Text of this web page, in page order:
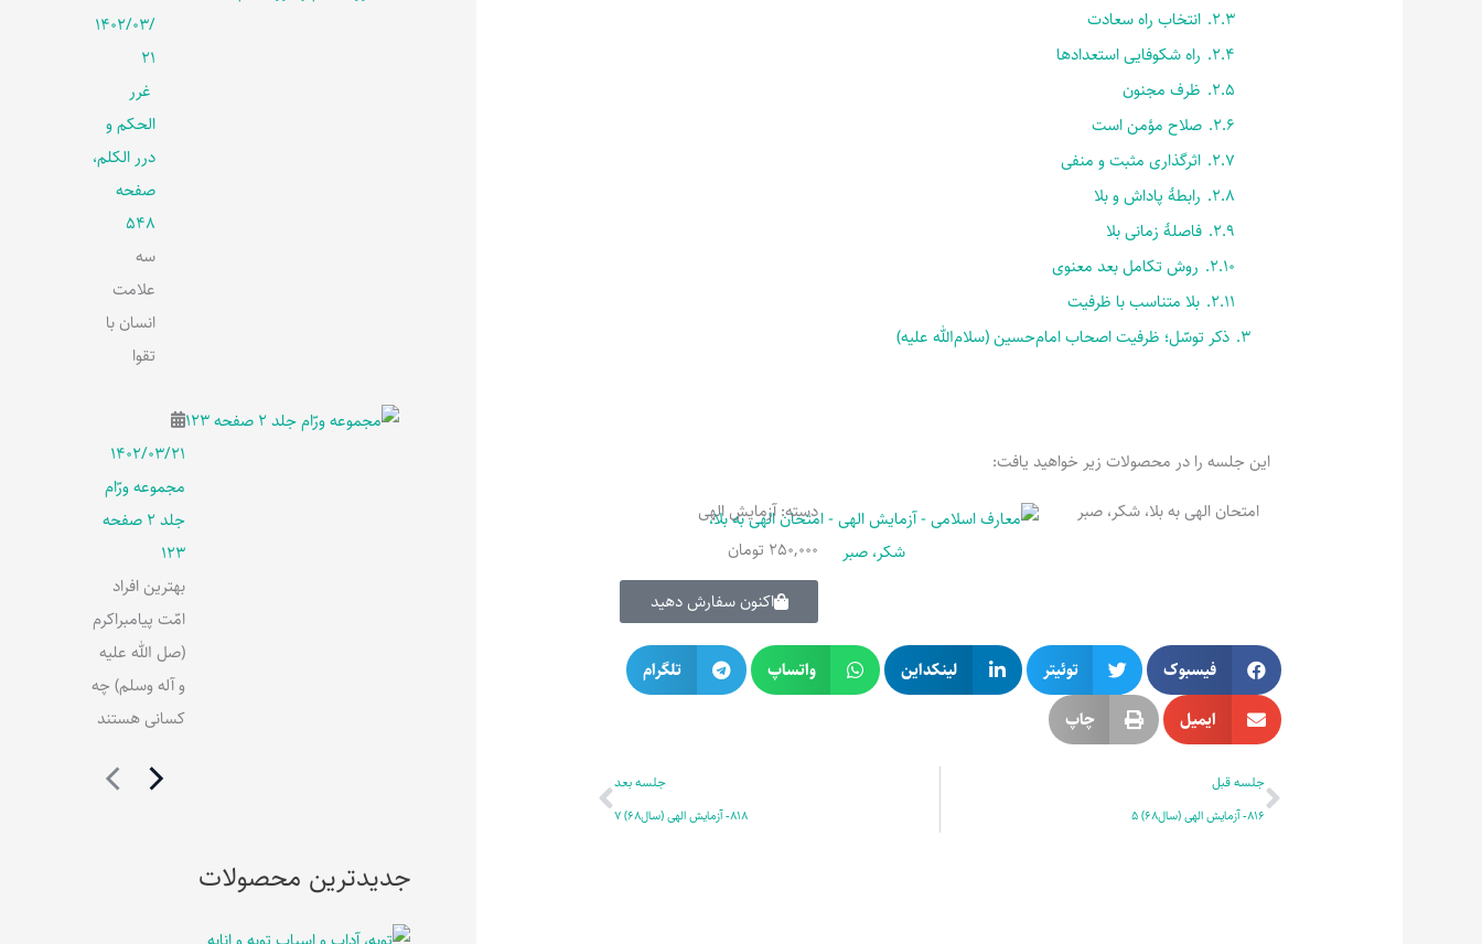
2.3. انتخاب راه سعادت
2.4. راه شکوفایی استعدادها
2.5. ظرف مجنون
2.6. صلاح مؤمن است
2.7. اثرگذاری مثبت و منفی
2.8. رابطۀ پاداش و بلا
2.9. فاصلۀ زمانی بلا
2.10. روش تکامل بعد معنوی
2.11. بلا متناسب با ظرفیت
3. ذکر توسّل؛ ظرفیت اصحاب امام‌حسین (سلام‌الله علیه)
این جلسه را در محصولات زیر خواهید یافت:
امتحان الهی به بلا، شکر، صبر
دسته:آزمایش الهی
250,000 تومان
اکنون سفارش دهید
فیسبوک توئیتر لینکداین واتساپ
تلگرام
ایمیل
چاپ
قبلی
جلسه قبل
816- آزمایش الهی (سال68) 5
جلسه بعد
818- آزمایش الهی (سال68) 7
بعدی
۱۴۰۲/۰۳/
۲۱
غرر
الحکم و
درر الکلم،
صفحه
548
سه
علامت
انسان با
تقوا
۱۴۰۲/۰۳/۲۱
مجموعه ورّام
جلد 2 صفحه
123
بهترین افراد
امّت پیامبراکرم
(صل الله علیه
و آله وسلم) چه
کسانی هستند
جدیدترین محصولات